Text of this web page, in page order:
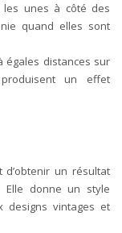
les unes à côté des
quand elles sont
égales distances sur
un effet
un résultat
Elle donne un style
designs vintages et